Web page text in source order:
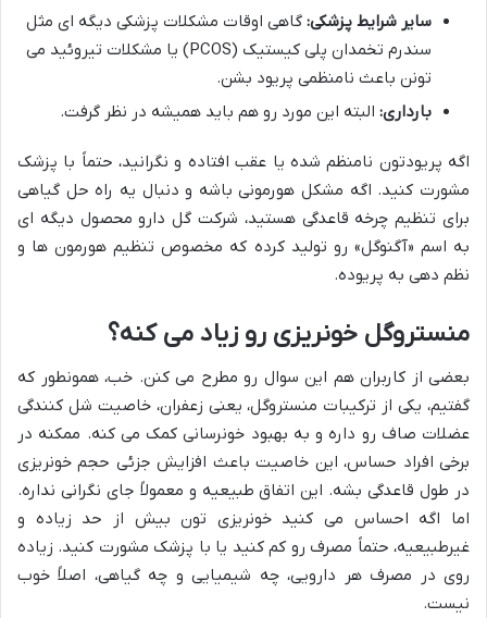
سایر شرایط پزشکی: گاهی اوقات مشکلات پزشکی دیگه ای مثل
سندرم تخمدان پلی کیستیک (PCOS) یا مشکلات تیروئید می
تونن باعث نامنظمی پریود بشن.
بارداری: البته این مورد رو هم باید همیشه در نظر گرفت.
اگه پریودتون نامنظم شده یا عقب افتاده و نگرانید، حتماً با پزشک
مشورت کنید. اگه مشکل هورمونی باشه و دنبال یه راه حل گیاهی
برای تنظیم چرخه قاعدگی هستید، شرکت گل دارو محصول دیگه ای
به اسم «آگنوگل» رو تولید کرده که مخصوص تنظیم هورمون ها و
نظم دهی به پریوده.
منستروگل خونریزی رو زیاد می کنه؟
بعضی از کاربران هم این سوال رو مطرح می کنن. خب، همونطور که
گفتیم، یکی از ترکیبات منستروگل، یعنی زعفران، خاصیت شل کنندگی
عضلات صاف رو داره و به بهبود خونرسانی کمک می کنه. ممکنه در
برخی افراد حساس، این خاصیت باعث افزایش جزئی حجم خونریزی
در طول قاعدگی بشه. این اتفاق طبیعیه و معمولاً جای نگرانی نداره.
اما اگه احساس می کنید خونریزی تون بیش از حد زیاده و
غیرطبیعیه، حتماً مصرف رو کم کنید یا با پزشک مشورت کنید. زیاده
روی در مصرف هر دارویی، چه شیمیایی و چه گیاهی، اصلاً خوب
نیست.